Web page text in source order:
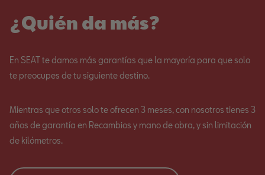
¿Quién da más?
En SEAT te damos más garantías que la mayoría para que solo
te preocupes de tu siguiente destino.
Mientras que otros solo te ofrecen 3 meses, con nosotros tienes 3
años de garantía en Recambios y mano de obra, y sin limitación
de kilómetros.